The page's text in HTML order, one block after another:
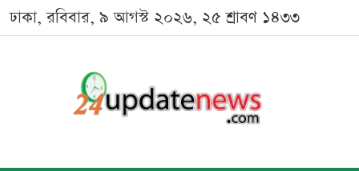
ঢাকা, রবিবার, ৯ আগস্ট ২০২৬, ২৫ শ্রাবণ ১৪৩৩